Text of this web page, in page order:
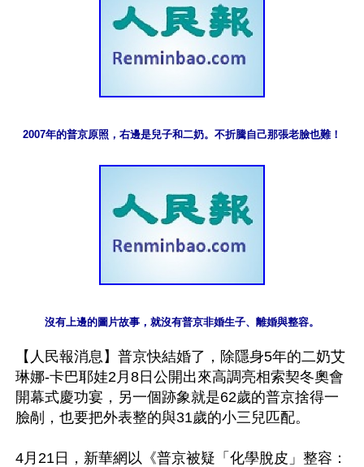
2007年的普京原照，右邊是兒子和二奶。不折騰自己那張老臉也難！
沒有上邊的圖片故事，就沒有普京非婚生子、離婚與整容。
【人民報消息】普京快結婚了，除隱身5年的二奶艾
琳娜-卡巴耶娃2月8日公開出來高調亮相索契冬奧會
開幕式慶功宴，另一個跡象就是62歲的普京捨得一
臉剮，也要把外表整的與31歲的小三兒匹配。
4月21日，新華網以《普京被疑「化學脫皮」整容：